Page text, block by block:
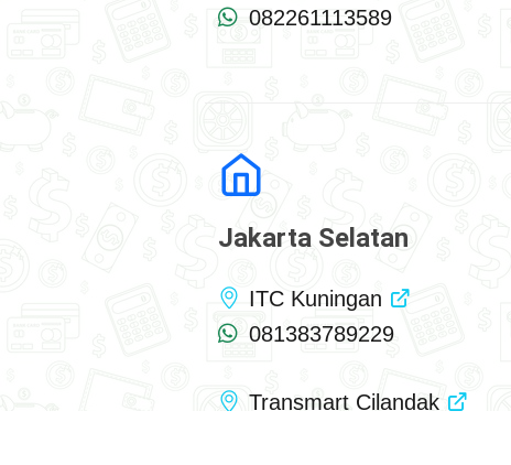
082261113589
Jakarta Selatan
ITC Kuningan
081383789229
Transmart Cilandak